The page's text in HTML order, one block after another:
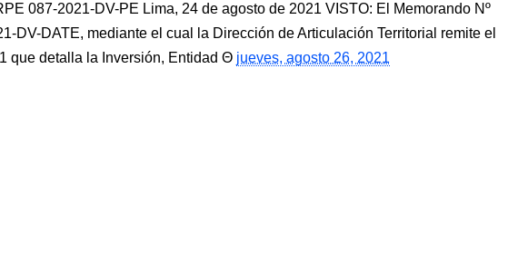
087-2021-DV-PE Lima, 24 de agosto de 2021 VISTO: El Memorando Nº
DV-DATE, mediante el cual la Dirección de Articulación Territorial remite el
que detalla la Inversión, Entidad
jueves, agosto 26, 2021